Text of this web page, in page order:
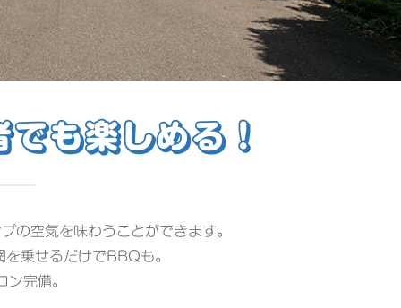
でも楽しめる！
の空気を味わうことができます。
乗せるだけでBBQも。
ン完備。